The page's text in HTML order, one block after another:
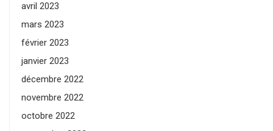
avril 2023
mars 2023
février 2023
janvier 2023
décembre 2022
novembre 2022
octobre 2022